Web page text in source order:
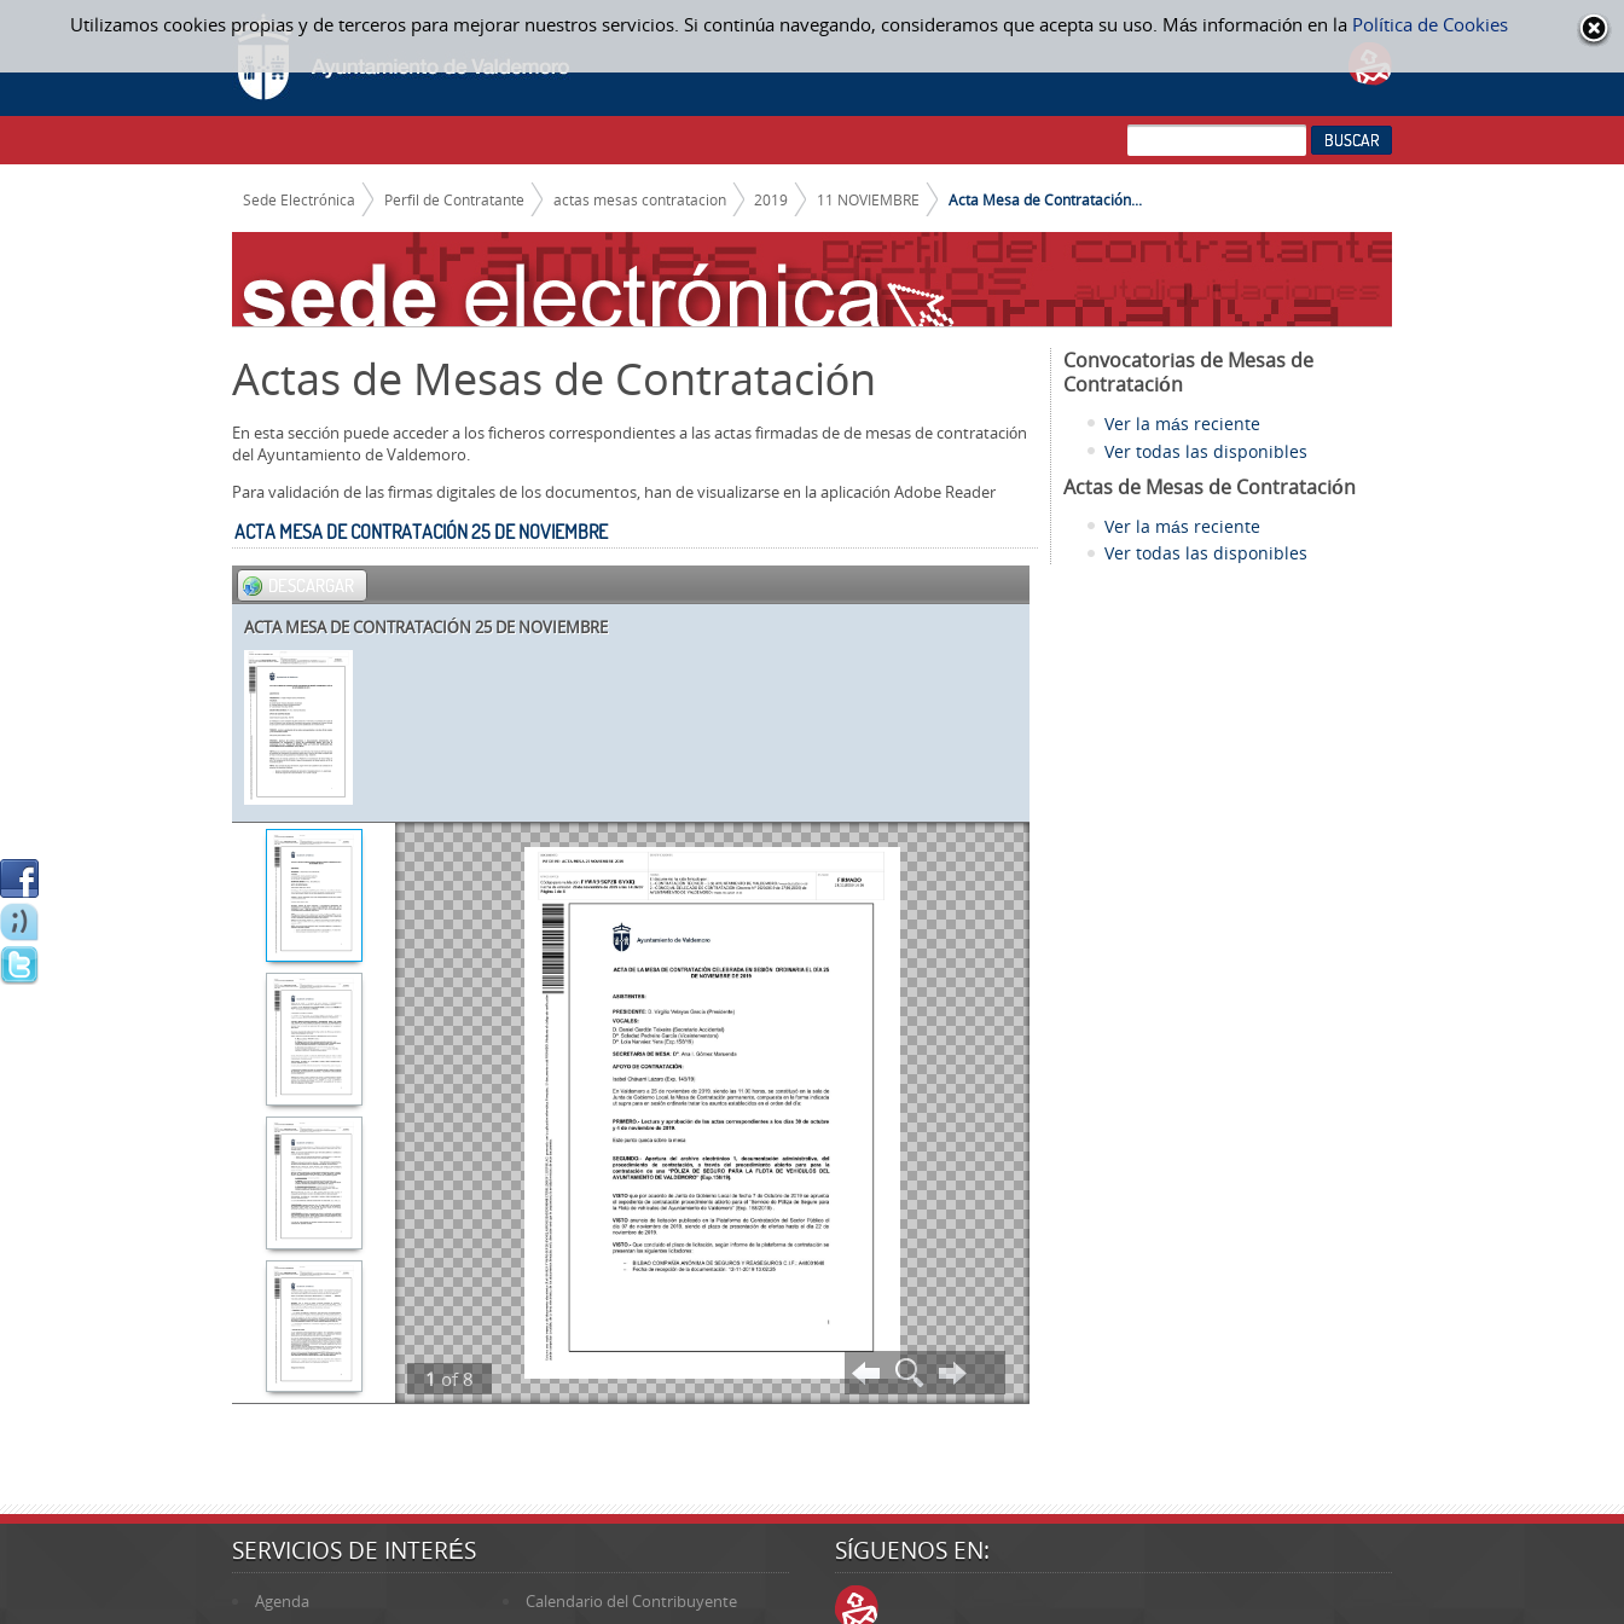
Utilizamos cookies propias y de terceros para mejorar nuestros servicios. Si continúa navegando, consideramos que acepta su uso. Más información en la Política de Cookies
Saltar al contenido
ACTAS MESAS CONTRATACION
CAMINO DE MIGAS
Sede Electrónica Perfil de Contratante actas mesas contratacion 2019 11 NOVIEMBRE Acta Mesa de Contratación...
Actas de Mesas de Contratación
En esta sección puede acceder a los ficheros correspondientes a las actas firmadas de de mesas de contratación
del Ayuntamiento de Valdemoro.
Para validación de las firmas digitales de los documentos, han de visualizarse en la aplicación Adobe Reader
ACTA MESA DE CONTRATACIÓN 25 DE NOVIEMBRE
DESCARGAR
ACTA MESA DE CONTRATACIÓN 25 DE NOVIEMBRE
1 of8
Convocatorias de Mesas de
Contratación
Ver la más reciente
Ver todas las disponibles
Actas de Mesas de Contratación
Ver la más reciente
Ver todas las disponibles
SERVICIOS DE INTERÉS
Agenda
Calendario del Contribuyente
SÍGUENOS EN: